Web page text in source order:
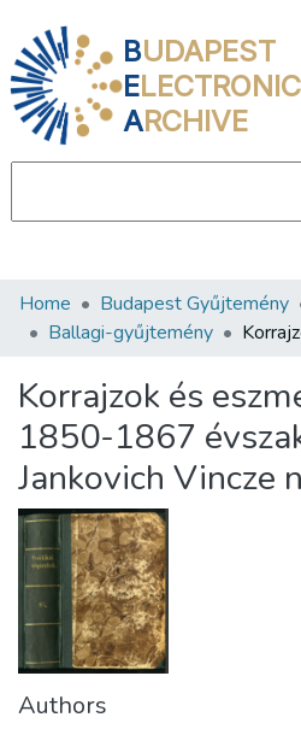
BUDAPEST
ELECTRONIC
ARCHIVE
Communities & Collections
Statistics
About us
Home Budapest Gyűjtemény
Ballagi-gyűjtemény
Korrajzok és
1850-1867
Jankovich Vincze
Authors